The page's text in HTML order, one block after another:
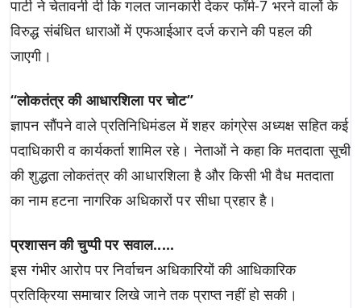
पार्टी ने चेतावनी दी कि गलत जानकारी देकर फॉर्म-7 भरने वालों के
विरुद्ध संबंधित धाराओं में एफआईआर दर्ज कराने की पहल की
जाएगी।
“लोकतंत्र की आधारशिला पर चोट”
ज्ञापन सौंपने वाले प्रतिनिधिमंडल में शहर कांग्रेस अध्यक्ष सहित कई
पदाधिकारी व कार्यकर्ता शामिल रहे। नेताओं ने कहा कि मतदाता सूची
की शुद्धता लोकतंत्र की आधारशिला है और किसी भी वैध मतदाता
का नाम हटना नागरिक अधिकारों पर सीधा प्रहार है।
प्रशासन की चुप्पी पर सवाल.....
इस गंभीर आरोप पर निर्वाचन अधिकारियों की आधिकारिक
प्रतिक्रिया समाचार लिखे जाने तक प्राप्त नहीं हो सकी।